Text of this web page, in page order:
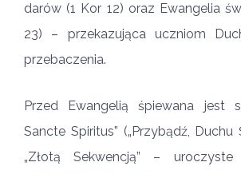
darów (1 Kor 12) oraz Ewangelia
23) – przekazująca uczniom
przebaczenia.
Przed Ewangelią śpiewana jest
Sancte Spiritus” („Przybądź, Duchu
„Złotą Sekwencją” –